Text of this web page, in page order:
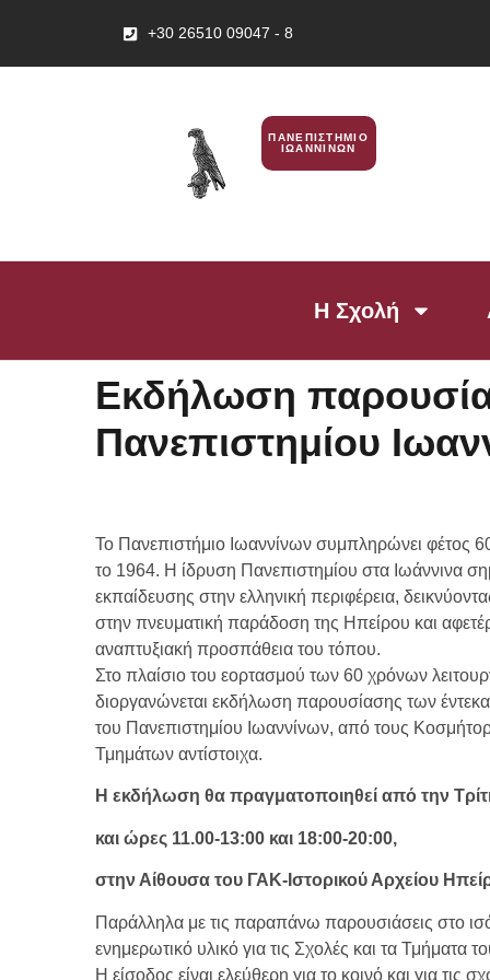
+30 26510 09047 - 8
ΠΑΝΕΠΙΣΤΗΜΙΟ
ΙΩΑΝΝΙΝΩΝ
Η Σχολή
Εκδήλωση
Πανεπιστημίου
Το Πανεπιστήμιο Ιωαννίνων συμπληρώνει φέτος
το 1964. Η ίδρυση Πανεπιστημίου στα Ιωάννινα
εκπαίδευσης στην ελληνική περιφέρεια,
στην πνευματική παράδοση της Ηπείρου και
αναπτυξιακή προσπάθεια του τόπου.
Στο πλαίσιο του εορτασμού των 60 χρόνων
διοργανώνεται εκδήλωση παρουσίασης των
του Πανεπιστημίου Ιωαννίνων, από τους
Τμημάτων αντίστοιχα.
Η εκδήλωση θα πραγματοποιηθεί από την
και ώρες 11.00-13:00 και 18:00-20:00,
στην Αίθουσα του ΓΑΚ-Ιστορικού Αρχείου
Παράλληλα με τις παραπάνω παρουσιάσεις στο
ενημερωτικό υλικό για τις Σχολές και τα Τμήματα
Η είσοδος είναι ελεύθερη για το κοινό και για τις